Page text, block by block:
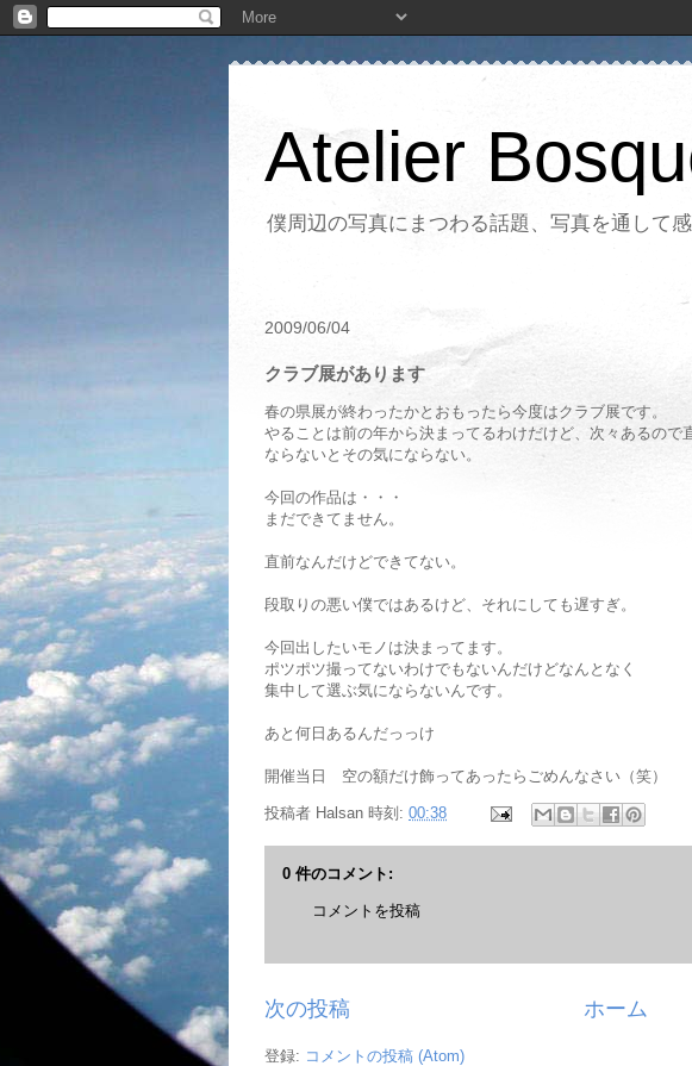
Atelier
僕周辺の写真にまつわる話題、写真を通して
2009/06/04
クラブ展があります
春の県展が終わったかとおもったら今度はクラブ展です。
やることは前の年から決まってるわけだけど、次々あるので
ならないとその気にならない。
今回の作品は・・・
まだできてません。
直前なんだけどできてない。
段取りの悪い僕ではあるけど、それにしても遅すぎ。
今回出したいモノは決まってます。
ポツポツ撮ってないわけでもないんだけどなんとなく
集中して選ぶ気にならないんです。
あと何日あるんだっっけ
開催当日 空の額だけ飾ってあったらごめんなさい（笑）
投稿者 Halsan 時刻: 00:38
0 件のコメント:
コメントを投稿
次の投稿 ホーム
登録: コメントの投稿 (Atom)